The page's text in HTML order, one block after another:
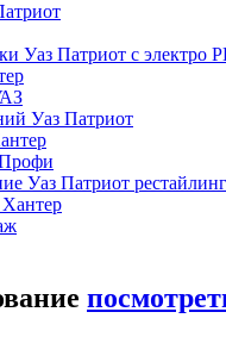
Уаз Патриот с электро
Уаз Патриот
Уаз Патриот